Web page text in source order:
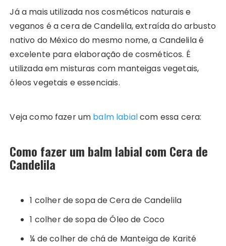
Já a mais utilizada nos cosméticos naturais e
veganos é a cera de Candelila, extraída do arbusto
nativo do México do mesmo nome, a Candelila é
excelente para elaboração de cosméticos. É
utilizada em misturas com manteigas vegetais,
óleos vegetais e essenciais.
Veja como fazer um balm labialcom essa cera:
Como fazer um balm labial com Cera de
Candelila
1 colher de sopa de Cera de Candelila
1 colher de sopa de Óleo de Coco
¼ de colher de chá de Manteiga de Karité